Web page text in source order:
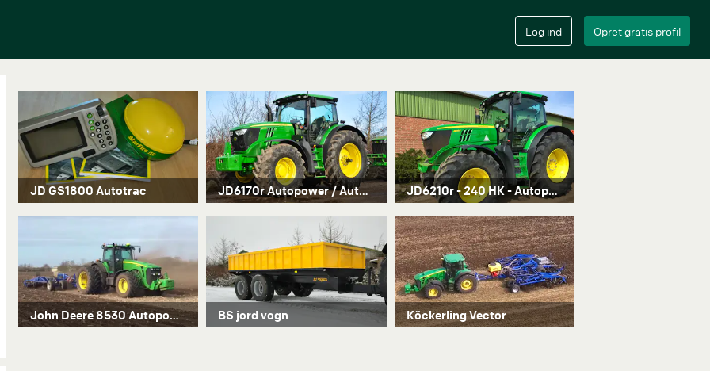
JD GS1800 Autotrac JD6170r Autopower / Autotrac ready JD6210r - 240 HK - Autopower / Autotrac Ready
John Deere 8530 Autopower / Autotrac ready BS jord vogn Köckerling Vector